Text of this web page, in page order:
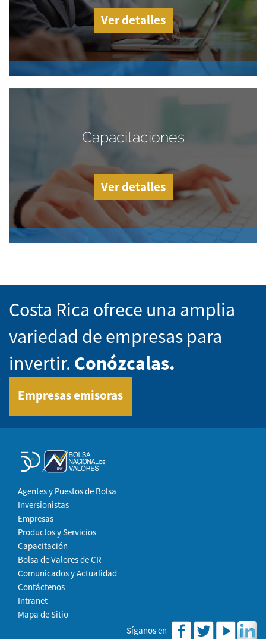
Ver detalles
Capacitaciones
Ver detalles
Costa Rica ofrece una amplia
variedad de empresas para
invertir. Conózcalas.
Empresas emisoras
Agentes y Puestos de Bolsa
Inversionistas
Empresas
Productos y Servicios
Capacitación
Bolsa de Valores de CR
Comunicados y Actualidad
Contáctenos
Intranet
Mapa de Sitio
Síganos en